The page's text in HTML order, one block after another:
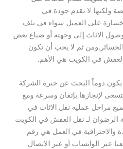
ولكنها لا تقدم جودة في
خسارة على العميل سواء في تلف
الاثاث إلى وجهته أو ضياع بعض
ثم لا يجب أن تكون
في الكويت هي الأهم.
دوماً البحث عن خبرة الشركة
لإنجازها بإتقان وسرعة ومع
مراحل عملية نقل الاثاث في
الرضوان لـ نقل العفش في الكويت
والاحترافية في العمل هي رقم
عبر الواتساب أو عبر الاتصال